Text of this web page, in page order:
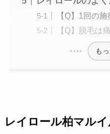
【Q】1回の
【Q】脱毛は
も
レイロール柏マル